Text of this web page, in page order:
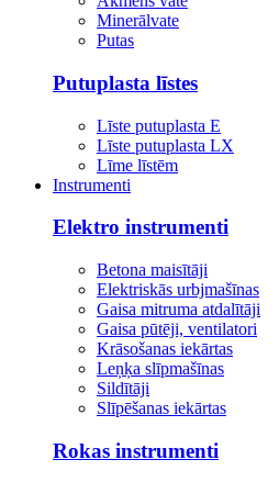
Minerālvate
Putas
Putuplasta līstes
Līste putuplasta E
Līste putuplasta LX
Līme līstēm
Instrumenti
Elektro instrumenti
Betona maisītāji
Elektriskās urbjmašīnas
Gaisa mitruma atdalītāji
Gaisa pūtēji, ventilatori
Krāsošanas iekārtas
Leņķa slīpmašīnas
Sildītāji
Slīpēšanas iekārtas
Rokas instrumenti